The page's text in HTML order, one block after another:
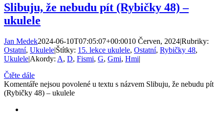
Slibuju, že nebudu pít (Rybičky 48) –
ukulele
Jan Medek2024-06-10T07:05:07+00:0010 Červen, 2024|Rubriky:
Ostatní, Ukulele|Štítky: 15. lekce ukulele, Ostatní, Rybičky 48,
Ukulele|Akordy: A, D, Fismi, G, Gmi, Hmi|
Čtěte dále
Komentáře nejsou povolené u textu s názvem Slibuju, že nebudu pít
(Rybičky 48) – ukulele